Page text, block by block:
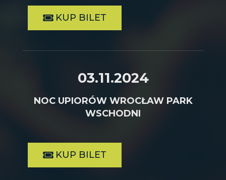
KUP BILET
03.11.2024
NOC UPIORÓW WROCŁAW PARK
WSCHODNI
KUP BILET